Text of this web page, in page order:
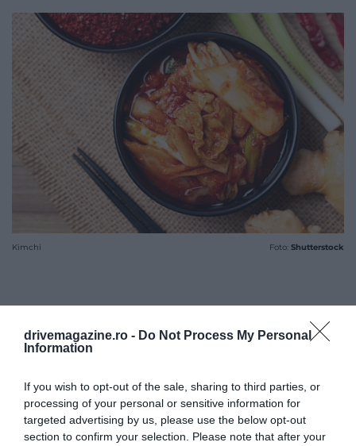
drivemagazine.ro - Do Not Process My Personal
Information
If you wish to opt-out of the sale, sharing to third parties, or
processing of your personal or sensitive information for
targeted advertising by us, please use the below opt-out
section to confirm your selection. Please note that after your
Kimchi Foto: Shutterstock